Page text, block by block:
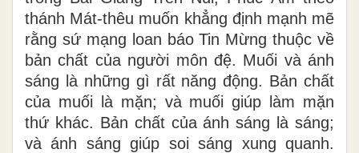
thánh Mát-thêu muốn khẳng định mạnh mẽ
rằng sứ mạng loan báo Tin Mừng thuộc về
bản chất của người môn đệ. Muối và ánh
sáng là những gì rất năng động. Bản chất
của muối là mặn; và muối giúp làm mặn
thứ khác. Bản chất của ánh sáng là sáng;
và ánh sáng giúp soi sáng xung quanh.